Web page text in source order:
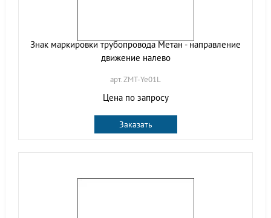
Знак маркировки трубопровода Метан - направление
движение налево
арт. ZMT-Ye01L
Цена по запросу
Заказать